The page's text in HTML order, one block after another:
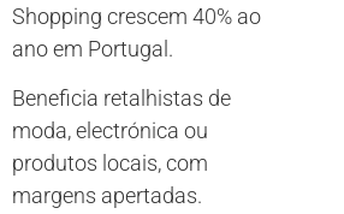
Shopping crescem 40% ao
ano em Portugal.
Beneficia retalhistas de
moda, electrónica ou
produtos locais, com
margens apertadas.